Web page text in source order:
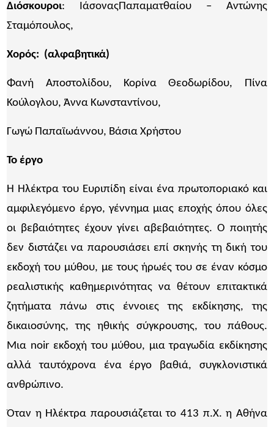
Διόσκουροι: ΙάσοναςΠαπαματθαίου – Αντώνης
Σταμόπουλος,
Χορός: ​(αλφαβητικά)
Φανή Αποστολίδου, Κορίνα Θεοδωρίδου, Πίνα
Κούλογλου, Άννα Κωνσταντίνου,
Γωγώ Παπαϊωάννου, Βάσια Χρήστου
Το έργο
Η Ηλέκτρα του Ευριπίδη είναι ένα πρωτοποριακό και
αμφιλεγόμενο έργο, γέννημα μιας εποχής όπου όλες
οι βεβαιότητες έχουν γίνει αβεβαιότητες. Ο ποιητής
δεν διστάζει να παρουσιάσει επί σκηνής τη δική του
εκδοχή του μύθου, με τους ήρωές του σε έναν κόσμο
ρεαλιστικής καθημερινότητας να θέτουν επιτακτικά
ζητήματα πάνω στις έννοιες της εκδίκησης, της
δικαιοσύνης, της ηθικής σύγκρουσης, του πάθους.
Μια noir εκδοχή του μύθου, μια τραγωδία εκδίκησης
αλλά ταυτόχρονα ένα έργο βαθιά, συγκλονιστικά
ανθρώπινο.
Όταν η Ηλέκτρα παρουσιάζεται το 413 π.Χ. η Αθήνα